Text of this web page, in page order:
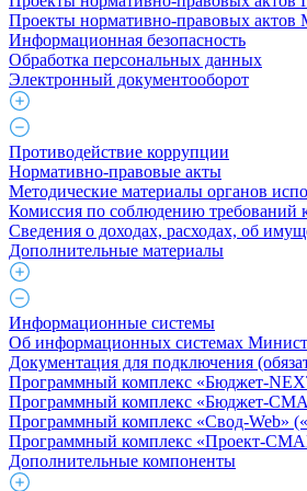
Проекты нормативно-правовых актов
Информационная безопасность
Обработка персональных данных
Электронный документооборот
Противодействие коррупции
Нормативно-правовые акты
Методические материалы органов
Комиссия по соблюдению требований
Сведения о доходах, расходах, об
Дополнительные материалы
Информационные системы
Об информационных системах
Документация для подключения
Программный комплекс «Бюджет-
Программный комплекс «Бюджет-
Программный комплекс «Свод-Web»
Программный комплекс «Проект-
Дополнительные компоненты